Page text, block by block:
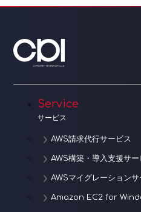
ビ
ゲ
ー
シ
ョ Service
サービス
AWS請求代行サービス
AWS構築・導入支援サー
AWSマイグレーションサ
Amazon EC2 for